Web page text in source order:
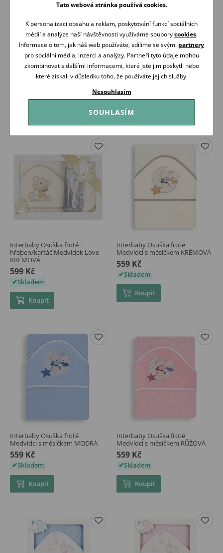
Interbaby Ergonomický polštář
+ Přítulka Slon RŮŽOVÁ
Interbaby Osuška froté +
bryndák Zvířátka RŮŽOVÁ
559 Kč
Skladem
Interbaby Osuška froté +
hřeben/kartáč Medvídek Love
KRÉMOVÁ
599 Kč
Skladem
Koupit
Interbaby Osuška froté
Medvídci s měsíčkem KRÉMOVÁ
559 Kč
Skladem
Koupit
Interbaby Osuška froté
Medvídci s měsíčkem MODRÁ
559 Kč
Skladem
Koupit
Interbaby Osuška froté
Medvídci s měsíčkem RŮŽOVÁ
559 Kč
Skladem
Koupit
Tato webová stránka používá cookies.
K personalizaci obsahu a reklam, poskytování funkcí sociálních
médií a analýze naší návštěvnosti využíváme souborycookies.
Informace o tom, jak náš web používáte, sdílíme se svými partnery
pro sociální média, inzerci a analýzy. Partneři tyto údaje mohou
zkombinovat s dalšími informacemi, které jste jim poskytli nebo
které získali v důsledku toho, že používáte jejich služby.
Nesouhlasím
SOUHLASÍM